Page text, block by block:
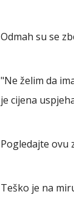
Odmah su se
"Ne želim da
je cijena
Pogledajte ovu
Teško je na